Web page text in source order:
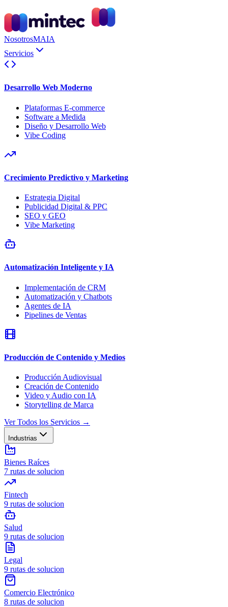
NosotrosMAIA
Servicios
Desarrollo Web Moderno
Plataformas E-commerce
Software a Medida
Diseño y Desarrollo Web
Vibe Coding
Crecimiento Predictivo y Marketing
Estrategia Digital
Publicidad Digital & PPC
SEO y GEO
Vibe Marketing
Automatización Inteligente y IA
Implementación de CRM
Automatización y Chatbots
Agentes de IA
Pipelines de Ventas
Producción de Contenido y Medios
Producción Audiovisual
Creación de Contenido
Video y Audio con IA
Storytelling de Marca
Ver Todos los Servicios →
Industrias
Bienes Raíces
7 rutas de solucion
Fintech
9 rutas de solucion
Salud
9 rutas de solucion
Legal
9 rutas de solucion
Comercio Electrónico
8 rutas de solucion